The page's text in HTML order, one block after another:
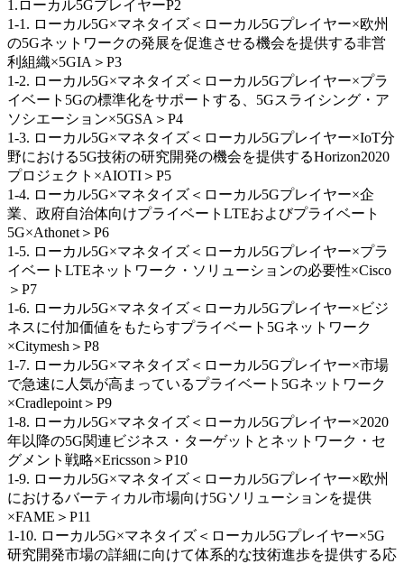
1.ローカル5GプレイヤーP2
1-1. ローカル5G×マネタイズ＜ローカル5Gプレイヤー×欧州
の5Gネットワークの発展を促進させる機会を提供する非営
利組織×5GIA＞P3
1-2. ローカル5G×マネタイズ＜ローカル5Gプレイヤー×プラ
イベート5Gの標準化をサポートする、5Gスライシング・ア
ソシエーション×5GSA＞P4
1-3. ローカル5G×マネタイズ＜ローカル5Gプレイヤー×IoT分
野における5G技術の研究開発の機会を提供するHorizon2020
プロジェクト×AIOTI＞P5
1-4. ローカル5G×マネタイズ＜ローカル5Gプレイヤー×企
業、政府自治体向けプライベートLTEおよびプライベート
5G×Athonet＞P6
1-5. ローカル5G×マネタイズ＜ローカル5Gプレイヤー×プラ
イベートLTEネットワーク・ソリューションの必要性×Cisco
＞P7
1-6. ローカル5G×マネタイズ＜ローカル5Gプレイヤー×ビジ
ネスに付加価値をもたらすプライベート5Gネットワーク
×Citymesh＞P8
1-7. ローカル5G×マネタイズ＜ローカル5Gプレイヤー×市場
で急速に人気が高まっているプライベート5Gネットワーク
×Cradlepoint＞P9
1-8. ローカル5G×マネタイズ＜ローカル5Gプレイヤー×2020
年以降の5G関連ビジネス・ターゲットとネットワーク・セ
グメント戦略×Ericsson＞P10
1-9. ローカル5G×マネタイズ＜ローカル5Gプレイヤー×欧州
におけるバーティカル市場向け5Gソリューションを提供
×FAME＞P11
1-10. ローカル5G×マネタイズ＜ローカル5Gプレイヤー×5G
研究開発市場の詳細に向けて体系的な技術進歩を提供する応